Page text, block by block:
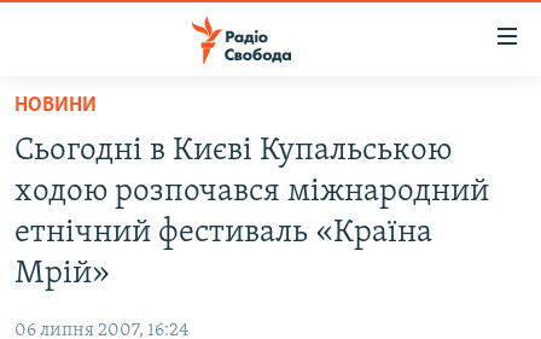
Перейти
основного
матеріалу
Перейти
до
основної
ВСЕ ЗА ДОБУ
СТАТТІ
ПОЛІТИКА
ВІЙНА
НОВИНИ
Сьогодні в Києві Купальською
ходою розпочався міжнародний
етнічний фестиваль «Країна
Мрій»
06 липня 2007, 16:24